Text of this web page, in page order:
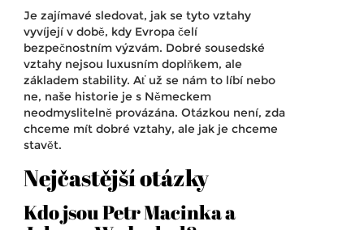
Je zajímavé sledovat, jak se tyto vztahy
vyvíjejí v době, kdy Evropa čelí
bezpečnostním výzvám. Dobré sousedské
vztahy nejsou luxusním doplňkem, ale
základem stability. Ať už se nám to líbí nebo
ne, naše historie je s Německem
neodmyslitelně provázána. Otázkou není, zda
chceme mít dobré vztahy, ale jak je chceme
stavět.
Nejčastější otázky
Kdo jsou Petr Macinka a